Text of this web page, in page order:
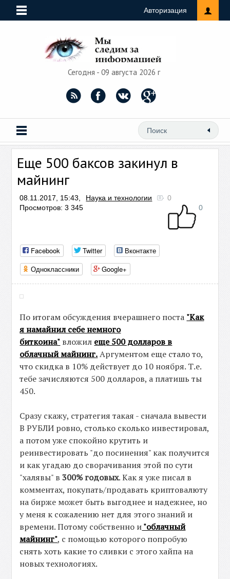
Авторизация
Сегодня - 09 августа 2026 г
Еще 500 баксов закинул в
майнинг
08.11.2017, 15:43, Наука и технологии
0
Просмотров: 3 345
0
Facebook Twitter
Вконтакте
Одноклассники
Google+
По итогам обсуждения вчерашнего поста "Как
я намайнил себе немного
биткоина" вложил еще 500 долларов в
облачный майнинг.Аргументом еще стало то,
что скидка в 10% действует до 10 ноября. Т.е.
тебе зачисляются 500 долларов, а платишь ты
450.
Сразу скажу, стратегия такая - сначала вывести
В РУБЛИ ровно, столько сколько инвестировал,
а потом уже спокойно крутить и
реинвестировать "до посинения" как получится
и как угадаю до сворачивания этой по сути
"халявы" в300% годовых. Как я уже писал в
комментах, покупать/продавать криптовалюту
на бирже может быть выгоднее и надежнее, но
у меня к сожалению нет для этого знаний и
времени. Потому собственно и"облачный
майнинг", с помощью которого попробую
снять хоть какие то сливки с этого хайпа на
новых технологиях.